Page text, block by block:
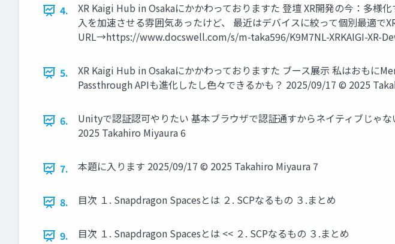
4.
XR Kaigi Hub in Osakaにかかわっておりますた 登壇 XR開発の今：多様
入を加速させる雰囲気あったけど、 最近はデバイスに絞って個別最適
URL→https://www.docswell.com/s/m-taka596/K9M7NL-XRKAIGI-XR-
5.
XR Kaigi Hub in Osakaにかかわっておりますた ブース展示 私はおも
Passthrough APIも進化したし色々できるかも？ 2025/09/17 © 2025
6.
Unityで認証認可やりたい 基本ブラウザで認証通すからネイティブじゃ
2025 Takahiro Miyaura 6
7. 本題に入ります 2025/09/17 © 2025 Takahiro Miyaura 7
8. 目次 １. Snapdragon Spacesとは ２. SCPなるもの ３.まとめ
9. 目次 １. Snapdragon Spacesとは << ２. SCPなるもの ３.まとめ